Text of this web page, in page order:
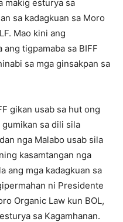
makig esturya sa
sa kadagkuan sa Moro
Mao kini ang
tigpamaba sa BIFF
sa mga ginsakpan sa
gikan usab sa hut ong
gumikan sa dili sila
nga Malabo usab sila
kasamtangan nga
ang mga kadagkuan sa
ni Presidente
Organic Law kun BOL,
sa Kagamhanan.